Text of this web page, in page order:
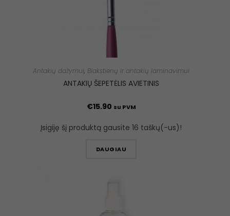
Antakių dažymui, Blakstienų ir antakių laminavimui
ANTAKIŲ ŠEPETĖLIS AVIETINIS
€15.90 su PVM
Įsigiję šį produktą gausite 16 taškų(-us)!
DAUGIAU